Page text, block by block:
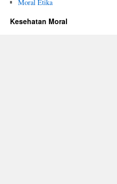
Moral Etika
Kesehatan Moral